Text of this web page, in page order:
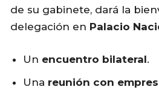
de su gabinete, dará la
delegación en Palacio
Un encuentro bilateral.
Una reunión con